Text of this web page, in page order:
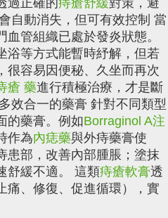
過正確的痔瘡舒緩對策，避
自動消失，但可有效控制 當
管組織已處於發炎狀態。
浴等方式能暫時紓解，但若
很容易因便秘、久坐而再次
瘡 藥進行積極治療，才是斷
效合一的藥膏 針對不同類型
的藥膏。例如Borraginol A注
作為內痣藥與外痔藥膏使
患部，改善內部腫脹；塗抹
舒緩不適。 這類痔瘡軟膏透
痛、修復、促進循環），實